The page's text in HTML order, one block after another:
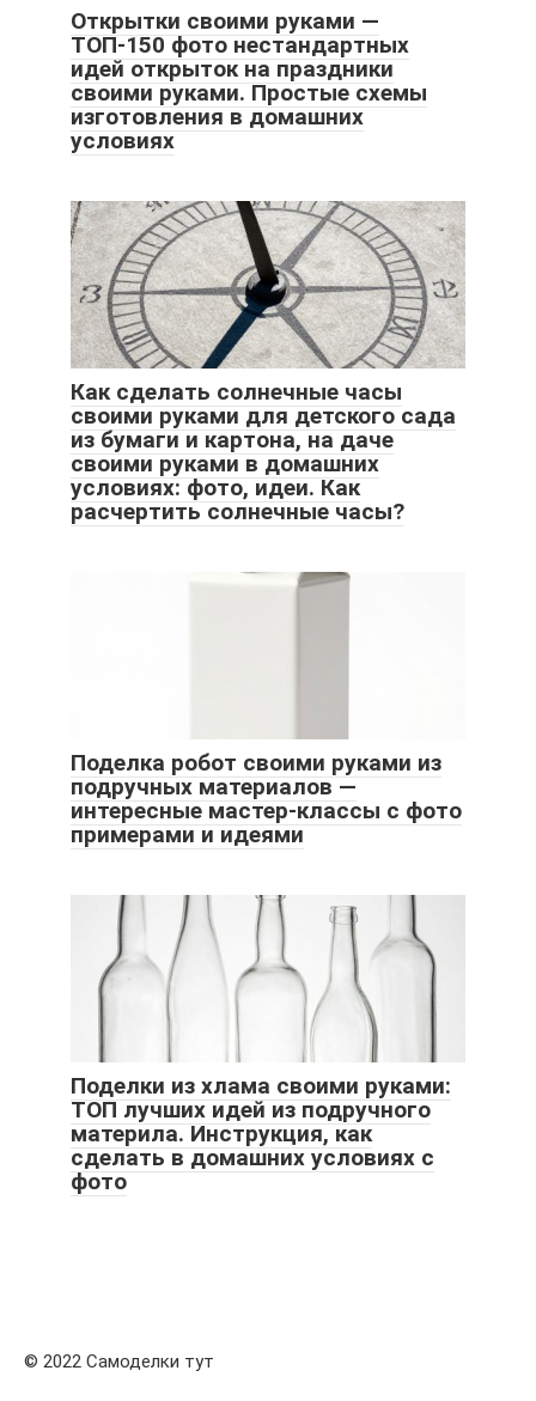
Открытки своими руками —
ТОП-150 фото нестандартных
идей открыток на праздники
своими руками. Простые схемы
изготовления в домашних
условиях
Как сделать солнечные часы
своими руками для детского сада
из бумаги и картона, на даче
своими руками в домашних
условиях: фото, идеи. Как
расчертить солнечные часы?
Поделка робот своими руками из
подручных материалов —
интересные мастер-классы с фото
примерами и идеями
Поделки из хлама своими руками:
ТОП лучших идей из подручного
материла. Инструкция, как
сделать в домашних условиях с
фото
© 2022 Самоделки тут